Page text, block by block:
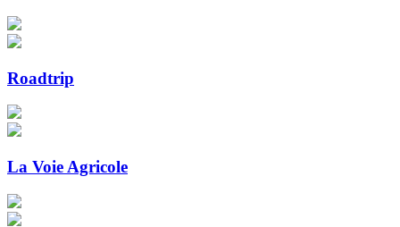
Roadtrip
La Voie Agricole